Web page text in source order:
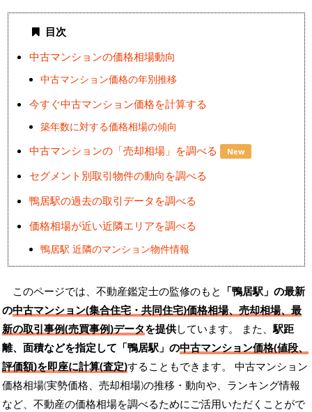
目次
中古マンションの価格相場動向
中古マンション価格の年別推移
今すぐ中古マンション価格を計算する
築年数に対する価格相場の傾向
中古マンションの「売却相場」を調べる New
セグメント別取引物件の動向を調べる
鴨居駅の過去の取引データを調べる
価格相場が近い近隣エリアを調べる
鴨居駅 近隣のマンション物件情報
このページでは、不動産鑑定士の監修のもと 「鴨居駅」の最新
の中古マンション(集合住宅・共同住宅)価格相場、売却相場、最
新の取引事例(売買事例)データを提供しています。 また、駅距
離、面積などを指定して「鴨居駅」の中古マンション価格(値段、
評価額)を即座に計算(査定)することもできます。 中古マンション
価格相場(実勢価格、売却相場)の推移・動向や、ランキング情報
など、不動産の価格相場を調べるためにご活用いただくことがで